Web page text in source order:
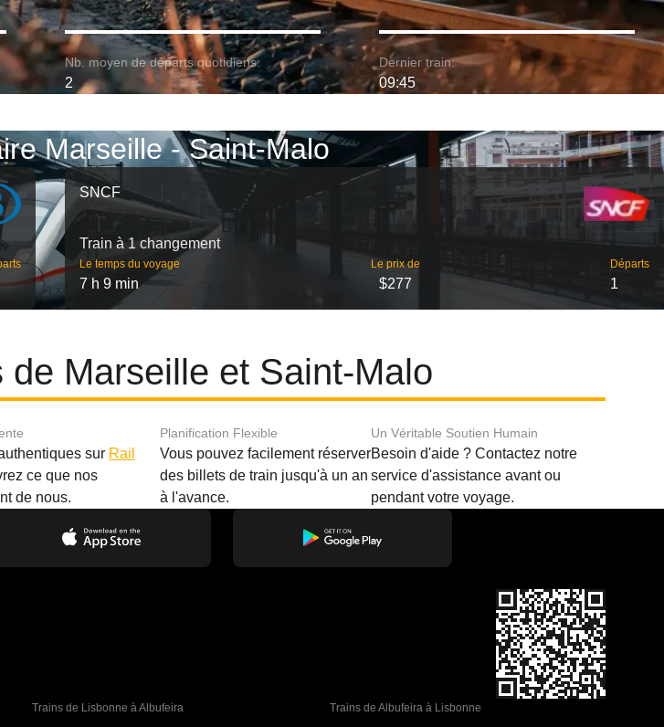
Nb. moyen de départs quotidiens:
2
Dernier train:
09:45
Marseille - Saint-Malo
SNCF
Train à 1 changement
Le temps du voyage
7 h 9 min
Le prix de
$277
Départs
1
Marseille et Saint-Malo
sur Rail
ce que nos
de nous.
Planification Flexible
Vous pouvez facilement réserver
des billets de train jusqu'à un an
à l'avance.
Un Véritable Soutien Humain
Besoin d'aide ? Contactez notre
service d'assistance avant ou
pendant votre voyage.
Trains de Lisbonne à Albufeira Trains de Albufeira à Lisbonne